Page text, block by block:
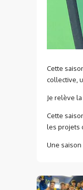
Cette
collective,
Je relève
Cette
les projets
Une